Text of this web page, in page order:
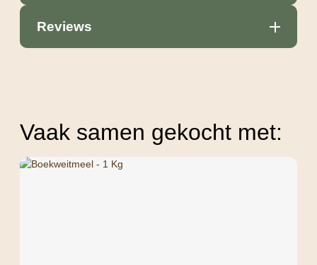
Reviews
Vaak samen gekocht met: